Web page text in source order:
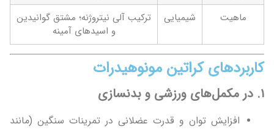
ماهیت
شیمیایی
ترکیب آلی نیتروژنه؛ مشتق گوانیدین
و اسیدهای آمینه
کاربردهای کراتین مونوهیدرات
۱. در مکمل‌های ورزشی و بدنسازی
افزایش توان و قدرت عضلانی در تمرینات سنگین (مانند